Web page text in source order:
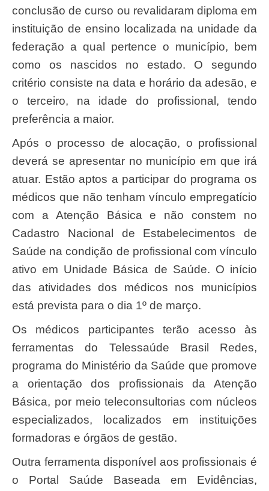
conclusão de curso ou revalidaram diploma em
instituição de ensino localizada na unidade da
federação a qual pertence o município, bem
como os nascidos no estado. O segundo
critério consiste na data e horário da adesão, e
o terceiro, na idade do profissional, tendo
preferência a maior.
Após o processo de alocação, o profissional
deverá se apresentar no município em que irá
atuar. Estão aptos a participar do programa os
médicos que não tenham vínculo empregatício
com a Atenção Básica e não constem no
Cadastro Nacional de Estabelecimentos de
Saúde na condição de profissional com vínculo
ativo em Unidade Básica de Saúde. O início
das atividades dos médicos nos municípios
está prevista para o dia 1º de março.
Os médicos participantes terão acesso às
ferramentas do Telessaúde Brasil Redes,
programa do Ministério da Saúde que promove
a orientação dos profissionais da Atenção
Básica, por meio teleconsultorias com núcleos
especializados, localizados em instituições
formadoras e órgãos de gestão.
Outra ferramenta disponível aos profissionais é
o Portal Saúde Baseada em Evidências,